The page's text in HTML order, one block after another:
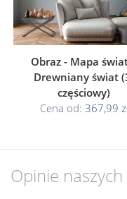
Obraz - Mapa
Drewniany świat
częściowy)
Cena od: 367,99
Opinie